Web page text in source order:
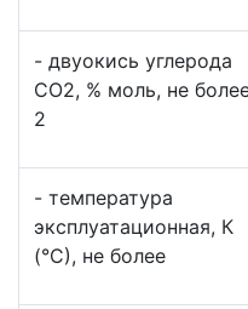
- двуокись углерода
CO2, % моль, не
2
- температура
эксплуатационная, К
(°С), не более